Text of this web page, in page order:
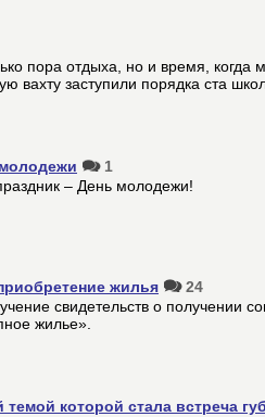
пора отдыха, но и время, когда
вахту заступили порядка ста
1
– День молодежи!
жилья
24
свидетельств о получении
жилье».
которой стала встреча